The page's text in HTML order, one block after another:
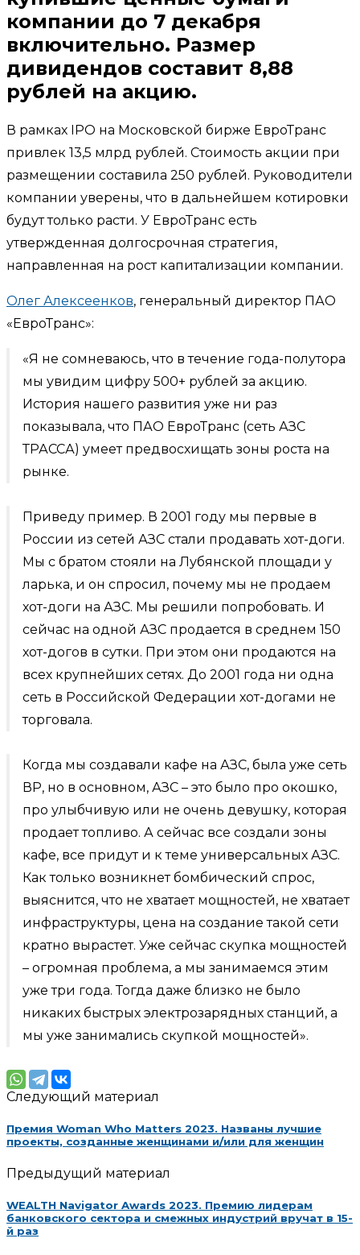
компании до 7 декабря
включительно. Размер
дивидендов составит 8,88
рублей на акцию.
В рамках IPO на Московской бирже ЕвроТранс
привлек 13,5 млрд рублей. Стоимость акции при
размещении составила 250 рублей. Руководители
компании уверены, что в дальнейшем котировки
будут только расти. У ЕвроТранс есть
утвержденная долгосрочная стратегия,
направленная на рост капитализации компании.
Олег Алексеенков, генеральный директор ПАО
«ЕвроТранс»:
«Я не сомневаюсь, что в течение года-полутора
мы увидим цифру 500+ рублей за акцию.
История нашего развития уже ни раз
показывала, что ПАО ЕвроТранс (сеть АЗС
ТРАССА) умеет предвосхищать зоны роста на
рынке.
Приведу пример. В 2001 году мы первые в
России из сетей АЗС стали продавать хот-доги.
Мы с братом стояли на Лубянской площади у
ларька, и он спросил, почему мы не продаем
хот-доги на АЗС. Мы решили попробовать. И
сейчас на одной АЗС продается в среднем 150
хот-догов в сутки. При этом они продаются на
всех крупнейших сетях. До 2001 года ни одна
сеть в Российской Федерации хот-догами не
торговала.
Когда мы создавали кафе на АЗС, была уже сеть
ВР, но в основном, АЗС – это было про окошко,
про улыбчивую или не очень девушку, которая
продает топливо. А сейчас все создали зоны
кафе, все придут и к теме универсальных АЗС.
Как только возникнет бомбический спрос,
выяснится, что не хватает мощностей, не хватает
инфраструктуры, цена на создание такой сети
кратно вырастет. Уже сейчас скупка мощностей
– огромная проблема, а мы занимаемся этим
уже три года. Тогда даже близко не было
никаких быстрых электрозарядных станций, а
мы уже занимались скупкой мощностей».
Следующий материал
Премия Woman Who Matters 2023. Названы лучшие
проекты, созданные женщинами и/или для женщин
Предыдущий материал
WEALTH Navigator Awards 2023. Премию лидерам
банковского сектора и смежных индустрий вручат в 15-
й раз